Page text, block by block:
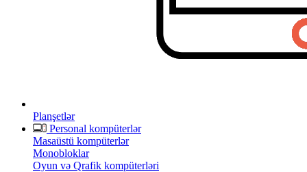
Planşetlər
Personal kompüterlər
Masaüstü kompüterlər
Monobloklar
Oyun və Qrafik kompüterləri